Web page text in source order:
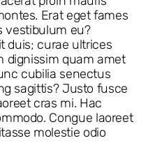
Erat eget fames
vestibulum eu?
duis; curae ultrices
dignissim quam amet
cubilia senectus
sagittis? Justo fusce
cras mi. Hac
Congue laoreet
molestie odio